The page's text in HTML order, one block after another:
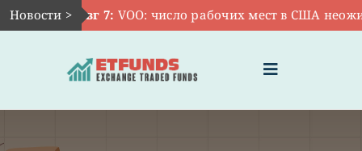
Skip
to
Новости >Авг 7: VOO: число рабочих мест в США
Toggle
Navigation